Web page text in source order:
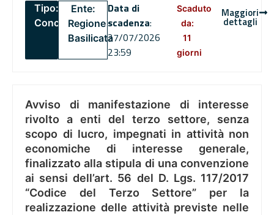
Tipo:
Concorsi
Ente:
Regione
Basilicata
Data di
scadenza:
27/07/2026
23:59
Scaduto
da:
11
giorni
Maggiori
dettagli
Avviso di manifestazione di interesse
rivolto a enti del terzo settore, senza
scopo di lucro, impegnati in attività non
economiche di interesse generale,
finalizzato alla stipula di una convenzione
ai sensi dell’art. 56 del D. Lgs. 117/2017
“Codice del Terzo Settore” per la
realizzazione delle attività previste nelle